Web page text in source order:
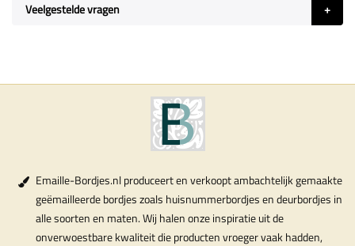
Veelgestelde vragen
Emaille-Bordjes.nl produceert en verkoopt ambachtelijk gemaakte
geëmailleerde bordjes zoals huisnummerbordjes en deurbordjes in
alle soorten en maten. Wij halen onze inspiratie uit de
onverwoestbare kwaliteit die producten vroeger vaak hadden,